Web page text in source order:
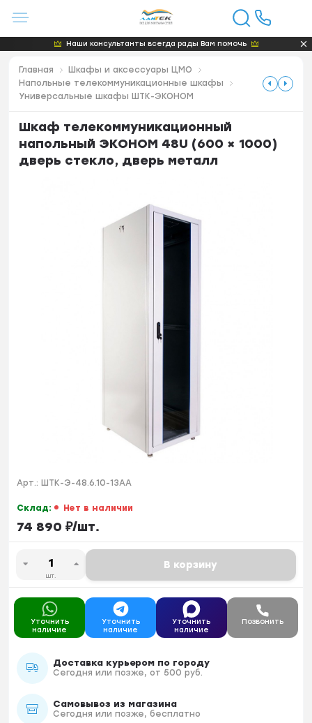
Наши консультанты всегда рады Вам помочь
Главная
Шкафы и аксессуары ЦМО
Напольные телекоммуникационные шкафы
Универсальные шкафы ШТК-ЭКОНОМ
Шкаф телекоммуникационный
напольный ЭКОНОМ 48U (600 × 1000)
дверь стекло, дверь металл
Арт.: ШТК-Э-48.6.10-13АА
Склад: Нет в наличии
74 890 ₽/шт.
шт.
В корзину
Уточнить
наличие
Уточнить
наличие
Уточнить
наличие
Позвонить
Доставка курьером по городу
Сегодня или позже, от 500 руб.
Самовывоз из магазина
Сегодня или позже, бесплатно